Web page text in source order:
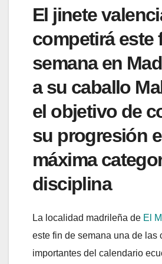
El jinete
competirá este
semana en
a su caballo
el objetivo de
su progresión
máxima
disciplina
La localidad madrileña de El
este fin de semana una de las
importantes del calendario